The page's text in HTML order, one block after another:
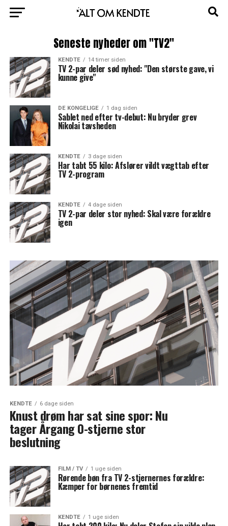
Seneste nyheder om "TV2"
KENDTE 14 timer siden
TV 2-par deler sød nyhed: "Den største gave, vi
kunne give"
DE KONGELIGE 1 dag siden
Sablet ned efter tv-debut: Nu bryder grev
Nikolai tavsheden
KENDTE 3 dage siden
Har tabt 55 kilo: Afslører vildt vægttab efter
TV 2-program
KENDTE 4 dage siden
TV 2-par deler stor nyhed: Skal være forældre
igen
KENDTE 6 dage siden
Knust drøm har sat sine spor: Nu
tager Årgang 0-stjerne stor
beslutning
FILM / TV 1 uge siden
Rørende bøn fra TV 2-stjernernes forældre:
Kæmper for børnenes fremtid
KENDTE 1 uge siden